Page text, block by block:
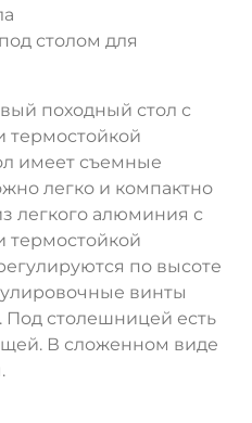
столом для
походный стол с
термостойкой
имеет съемные
легко и компактно
легкого алюминия с
термостойкой
по высоте
винты
Под столешницей есть
В сложенном виде